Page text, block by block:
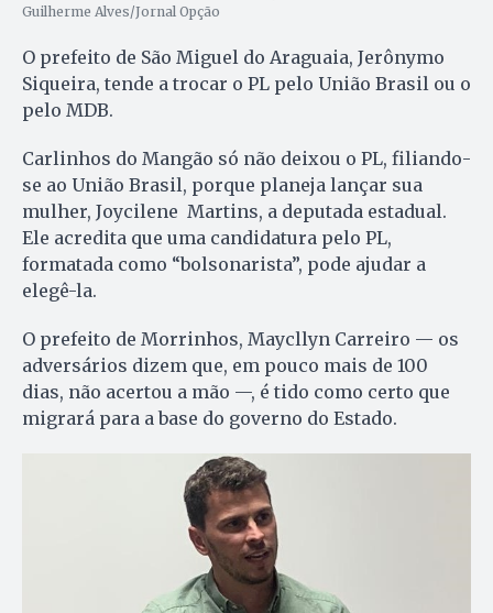
Guilherme Alves/Jornal Opção
O prefeito de São Miguel do Araguaia, Jerônymo
Siqueira, tende a trocar o PL pelo União Brasil ou o
pelo MDB.
Carlinhos do Mangão só não deixou o PL, filiando-
se ao União Brasil, porque planeja lançar sua
mulher, Joycilene Martins, a deputada estadual.
Ele acredita que uma candidatura pelo PL,
formatada como “bolsonarista”, pode ajudar a
elegê-la.
O prefeito de Morrinhos, Maycllyn Carreiro — os
adversários dizem que, em pouco mais de 100
dias, não acertou a mão —, é tido como certo que
migrará para a base do governo do Estado.